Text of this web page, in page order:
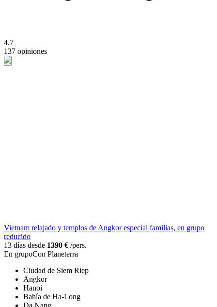
4.7
137 opiniones
Vietnam relajado y templos de Angkor especial familias, en grupo
reducido
13 días desde 1390 € /pers.
En grupoCon Planeterra
Ciudad de Siem Riep
Angkor
Hanoi
Bahía de Ha-Long
Da Nang